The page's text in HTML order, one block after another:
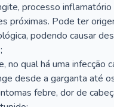
processo
próximas. Pode ter
podendo causar
no qual há uma infecção
desde a garganta até
febre, dor de